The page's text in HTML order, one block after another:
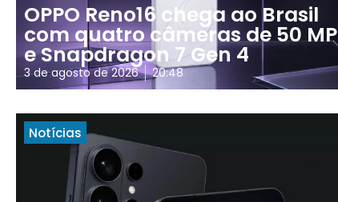
OPPO Reno16 chega ao Brasil
com quatro câmeras de 50 MP
e Snapdragon 7 Gen 4
3 de agosto de 2026 20:48
Notícias